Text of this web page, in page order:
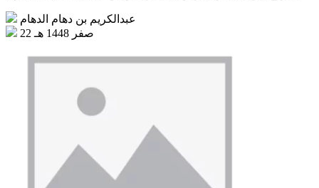
عبدالكريم بن دهام الدهام
22 صفر 1448 هـ